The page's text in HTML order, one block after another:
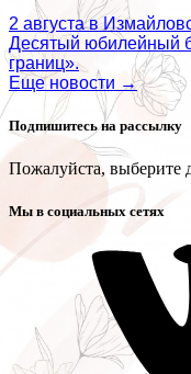
2 августа в
Десятый юбилейный
границ».
Еще новости →
Подпишитесь на рассылку
Пожалуйста, выберите
Мы в социальных сетях